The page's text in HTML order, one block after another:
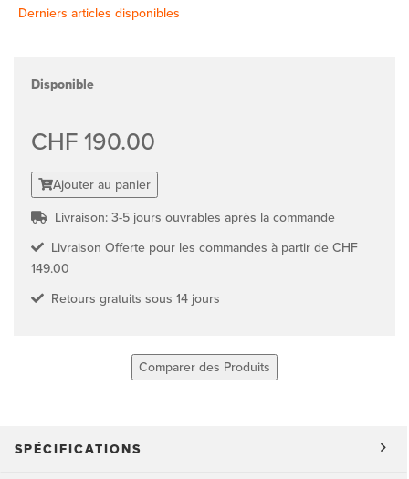
Derniers articles disponibles
Disponible
CHF 190.00
Ajouter au panier
Livraison: 3-5 jours ouvrables après la commande
Livraison Offerte pour les commandes à partir de CHF
149.00
Retours gratuits sous 14 jours
Comparer des Produits
SPÉCIFICATIONS